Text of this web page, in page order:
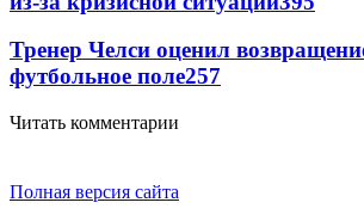
Тренер Челси оценил
футбольное поле257
Читать комментарии
Полная версия сайта